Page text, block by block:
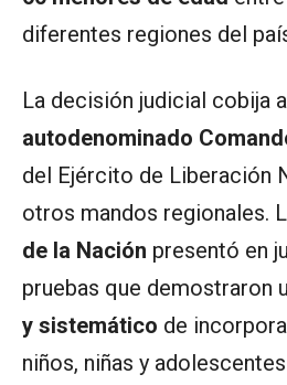
diferentes regiones del
La decisión judicial cobija
autodenominado
del Ejército de Liberación
otros mandos regionales.
de la Nación presentó en
pruebas que demostraron
y sistemático de
niños, niñas y